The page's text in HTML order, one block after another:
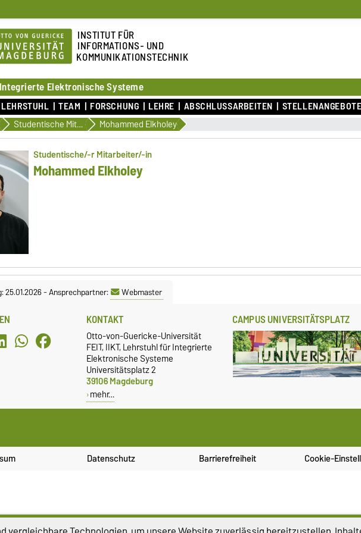
INSTITUT FÜR
INFORMATIONS- UND
KOMMUNIKATIONSTECHNIK
Elektronische Systeme
LEHRSTUHL TEAM FORSCHUNG LEHRE ABSCHLUSSARBEITEN STELLENANGEBOTE
Studentische Mitarbeiterinnen und Mitarbeiter Mohammed Elkholey
Studentische/-r Mitarbeiter/-in
Mohammed Elkholey
25.01.2026-Ansprechpartner: Webmaster
KONTAKT
Otto-von-Guericke-Universität
FEIT, IIKT, Lehrstuhl für Integrierte
Elektronische Systeme
Universitätsplatz 2
39106 Magdeburg
mehr…
CAMPUS UNIVERSITÄTSPLATZ
Datenschutz Barrierefreiheit Cookie-